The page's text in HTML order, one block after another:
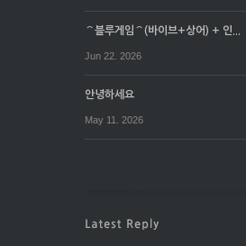
⌒블루게임⌒(바이브+상어) + 인...
Jun 22. 2026
안녕하세요
May 11. 2026